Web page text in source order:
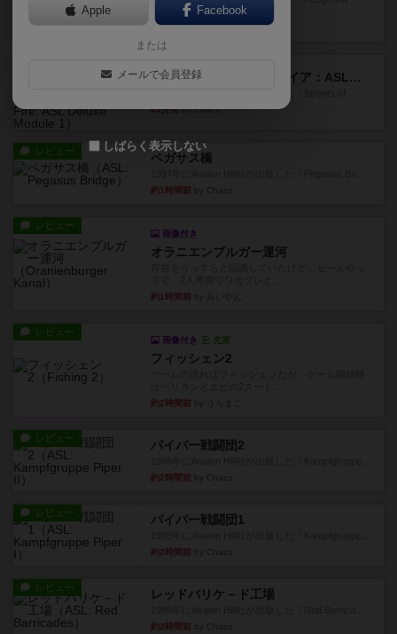
25分前by Chaco
ストリート・オブ・ファイア：ASLデラックスモジュール1
43分前by Chaco
レビュー ペガサス橋
約1時間前
レビュー
画像付き
オラニエンブルガー運河
約1時間前
レビュー
画像付き 充実
フィッシェン2
約2時間前
レビュー パイパー戦闘団2
約2時間前
レビュー パイパー戦闘団1
約2時間前
レビュー レッドバリケ－ド工場
約2時間前
Apple Facebook
または
メールで会員登録
しばらく表示しない